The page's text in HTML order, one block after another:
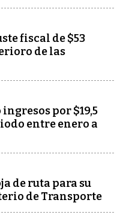
fiscal de $53
de las
por $19,5
entre enero a
de ruta para su
de Transporte